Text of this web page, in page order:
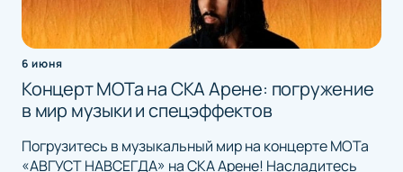
6 июня
Концерт МОТа на СКА Арене: погружение
в мир музыки и спецэффектов
Погрузитесь в музыкальный мир на концерте МОТа
«АВГУСТ НАВСЕГДА» на СКА Арене! Насладитесь